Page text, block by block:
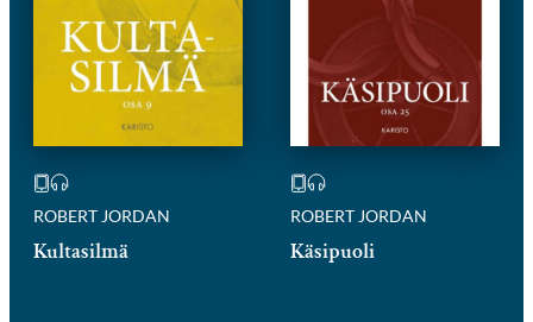
ROBERT JORDAN
Kultasilmä
ROBERT JORDAN
Käsipuoli